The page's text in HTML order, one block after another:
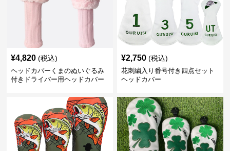
¥4,820 (税込)
ヘッドカバーくまのぬいぐるみ
付きドライバー用ヘッドカバー
¥2,750 (税込)
花刺繍入り番号付き四点セット
ヘッドカバー